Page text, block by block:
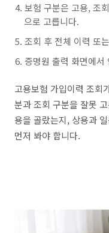
보험 구분은 고용, 조
으로 고릅니다.
조회 후 전체 이력 또
증명원 출력 화면에
고용보험 가입이력 조회
분과 조회 구분을 잘못
용을 골랐는지, 상용과
먼저 봐야 합니다.